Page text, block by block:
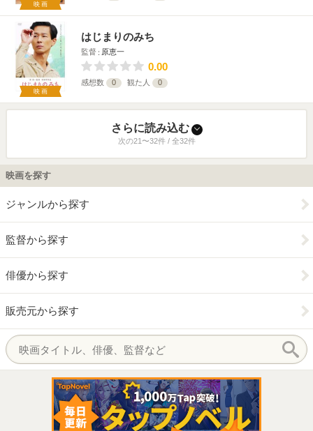
映画
映画
はじまりのみち
監督 原恵一
0.00
感想数 0 観た人 0
さらに読み込む
次の21〜32件 / 全32件
映画を探す
ジャンルから探す
監督から探す
俳優から探す
販売元から探す